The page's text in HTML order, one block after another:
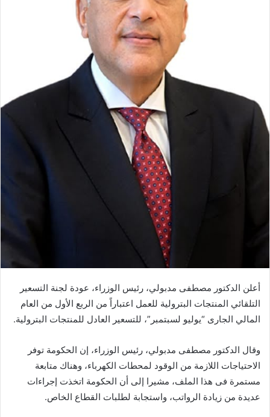
أعلن الدكتور مصطفى مدبولي، رئيس الوزراء، عودة لجنة التسعير
التلقائي المنتجات البترولية للعمل اعتباراً من الربع الأول من العام
المالي الجارى “يوليو لسبتمبر”، للتسعير العادل للمنتجات البترولية.
وقال الدكتور مصطفى مدبولي، رئيس الوزراء، إن الحكومة توفر
الاحتياجات اللازمة من الوقود لمحطات الكهرباء، وهناك متابعة
مستمرة فى هذا الملف، مشيرا إلى أن الحكومة اتخذت إجراءات
عديدة من زيادة الرواتب، واستجابة لطلبات القطاع الخاص.